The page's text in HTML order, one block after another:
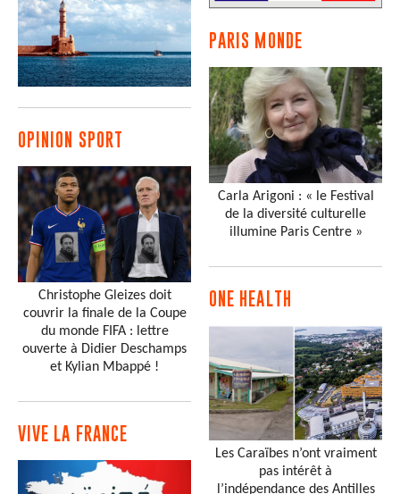
OPINION SPORT
Christophe Gleizes doit
couvrir la finale de la Coupe
du monde FIFA : lettre
ouverte à Didier Deschamps
et Kylian Mbappé !
VIVE LA FRANCE
PARIS MONDE
Carla Arigoni : « le Festival
de la diversité culturelle
illumine Paris Centre »
ONE HEALTH
Les Caraïbes n’ont vraiment
pas intérêt à
l’indépendance des Antilles